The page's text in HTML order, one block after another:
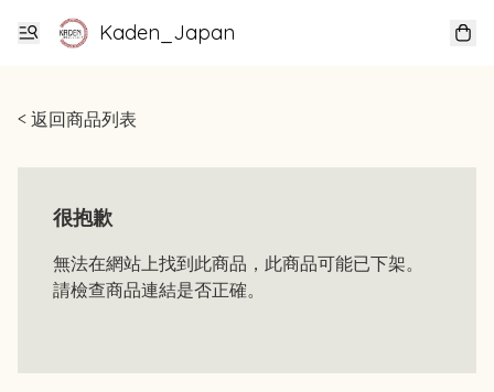
Kaden_Japan
< 返回商品列表
很抱歉
無法在網站上找到此商品，此商品可能已下架。
請檢查商品連結是否正確。